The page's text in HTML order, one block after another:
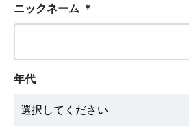
ニックネーム ＊
年代